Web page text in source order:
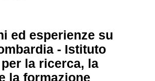
ed esperienze su
- Istituto
la ricerca, la
la formazione